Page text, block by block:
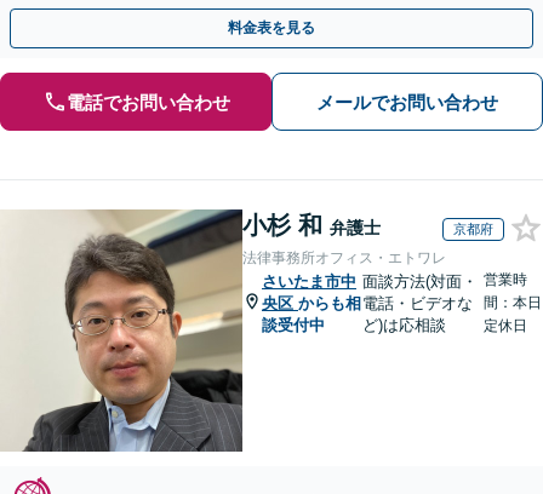
国人刑事事件など、幅広いご相談に対応可能
料金表を見る
電話でお問い合わせ メールでお問い合わせ
小杉 和 弁護士 京都府
法律事務所オフィス・エトワレ
さいたま市中
央区 からも相
談受付中
面談方法(対面・
電話・ビデオな
ど)は応相談
営業時
間：本日
定休日